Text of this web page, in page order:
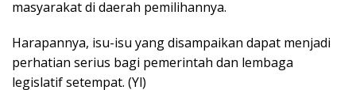
masyarakat di daerah pemilihannya.
Harapannya, isu-isu yang disampaikan dapat menjadi
perhatian serius bagi pemerintah dan lembaga
legislatif setempat. (Yl)